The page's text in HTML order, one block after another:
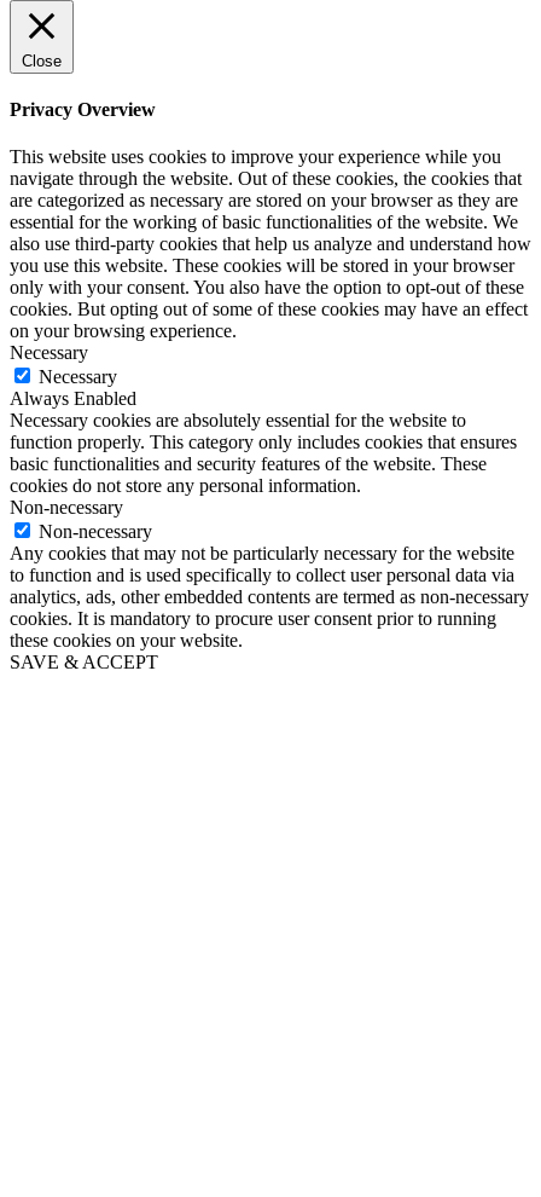
Close
Privacy Overview
This website uses cookies to improve your experience while you
navigate through the website. Out of these cookies, the cookies that
are categorized as necessary are stored on your browser as they are
essential for the working of basic functionalities of the website. We
also use third-party cookies that help us analyze and understand how
you use this website. These cookies will be stored in your browser
only with your consent. You also have the option to opt-out of these
cookies. But opting out of some of these cookies may have an effect
on your browsing experience.
Necessary
Necessary
Always Enabled
Necessary cookies are absolutely essential for the website to
function properly. This category only includes cookies that ensures
basic functionalities and security features of the website. These
cookies do not store any personal information.
Non-necessary
Non-necessary
Any cookies that may not be particularly necessary for the website
to function and is used specifically to collect user personal data via
analytics, ads, other embedded contents are termed as non-necessary
cookies. It is mandatory to procure user consent prior to running
these cookies on your website.
SAVE & ACCEPT